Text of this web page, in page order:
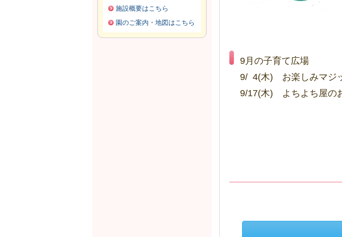
9月の子育て広場
9/ 4(木) お楽しみマジ
9/17(木) よちよち屋の
施設概要はこちら
園のご案内・地図はこちら